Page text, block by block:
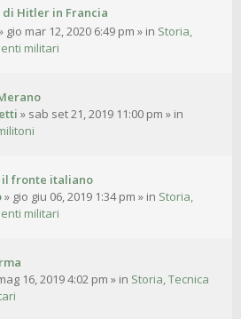
Hitler in Francia
gio mar 12, 2020 6:49 pm » in Storia,
militari
» sab set 21, 2019 11:00 pm » in
il fronte italiano
» gio giu 06, 2019 1:34 pm » in Storia,
militari
16, 2019 4:02 pm » in Storia, Tecnica